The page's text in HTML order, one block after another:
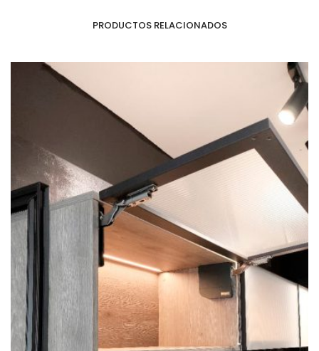
PRODUCTOS RELACIONADOS